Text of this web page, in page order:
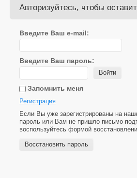
Авторизуйтесь, чтобы
Введите Ваш e-mail:
Введите Ваш пароль:
Войти
Запомнить меня
Регистрация
Если Вы уже зарегистрированы на
пароль или Вам не пришло письмо
воспользуйтесь формой
Восстановить пароль